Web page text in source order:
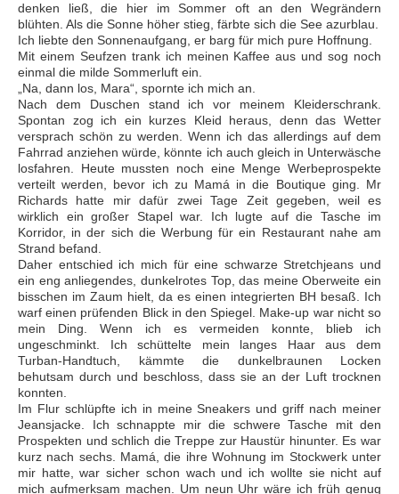
denken ließ, die hier im Sommer oft an den Wegrändern
blühten. Als die Sonne höher stieg, färbte sich die See azurblau.
Ich liebte den Sonnenaufgang, er barg für mich pure Hoffnung.
Mit einem Seufzen trank ich meinen Kaffee aus und sog noch
einmal die milde Sommerluft ein.
„Na, dann los, Mara“, spornte ich mich an.
Nach dem Duschen stand ich vor meinem Kleiderschrank.
Spontan zog ich ein kurzes Kleid heraus, denn das Wetter
versprach schön zu werden. Wenn ich das allerdings auf dem
Fahrrad anziehen würde, könnte ich auch gleich in Unterwäsche
losfahren. Heute mussten noch eine Menge Werbeprospekte
verteilt werden, bevor ich zu Mamá in die Boutique ging. Mr
Richards hatte mir dafür zwei Tage Zeit gegeben, weil es
wirklich ein großer Stapel war. Ich lugte auf die Tasche im
Korridor, in der sich die Werbung für ein Restaurant nahe am
Strand befand.
Daher entschied ich mich für eine schwarze Stretchjeans und
ein eng anliegendes, dunkelrotes Top, das meine Oberweite ein
bisschen im Zaum hielt, da es einen integrierten BH besaß. Ich
warf einen prüfenden Blick in den Spiegel. Make-up war nicht so
mein Ding. Wenn ich es vermeiden konnte, blieb ich
ungeschminkt. Ich schüttelte mein langes Haar aus dem
Turban-Handtuch, kämmte die dunkelbraunen Locken
behutsam durch und beschloss, dass sie an der Luft trocknen
konnten.
Im Flur schlüpfte ich in meine Sneakers und griff nach meiner
Jeansjacke. Ich schnappte mir die schwere Tasche mit den
Prospekten und schlich die Treppe zur Haustür hinunter. Es war
kurz nach sechs. Mamá, die ihre Wohnung im Stockwerk unter
mir hatte, war sicher schon wach und ich wollte sie nicht auf
mich aufmerksam machen. Um neun Uhr wäre ich früh genug